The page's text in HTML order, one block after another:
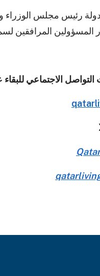
رئيس مجلس الوزراء
المسؤولين المرافقين
التواصل الاجتماعي